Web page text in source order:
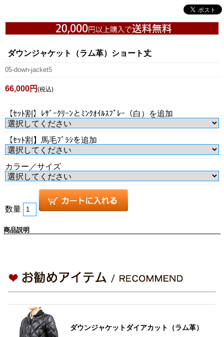
ダウンジャケット（ラム革）ショート丈
05-down-jacket5
66,000円 (税込)
【ｾｯﾄ割】ﾚｻﾞｰｸﾘｰﾝとﾐﾝｸｵｲﾙｽﾌﾟﾚｰ（白）を追加
【ｾｯﾄ割】馬毛ﾌﾞﾗｼを追加
カラー／サイズ
数量
商品説明
ダウンジャケットダイアカット（ラム革）